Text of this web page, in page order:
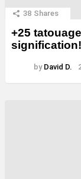
38 Shares
+25
by David D.